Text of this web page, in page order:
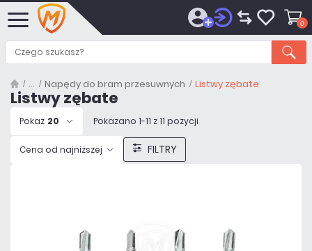
0
Napędy do bram przesuwnych Listwy zębate
Listwy zębate
Pokaż 20 Pokazano 1-11 z 11 pozycji
Cena od najniższej FILTRY